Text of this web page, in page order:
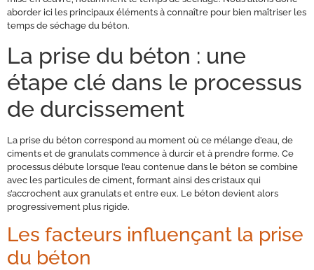
aborder ici les principaux éléments à connaître pour bien maîtriser les
temps de séchage du béton.
La prise du béton : une
étape clé dans le processus
de durcissement
La prise du béton correspond au moment où ce mélange d’eau, de
ciments et de granulats commence à durcir et à prendre forme. Ce
processus débute lorsque l’eau contenue dans le béton se combine
avec les particules de ciment, formant ainsi des cristaux qui
s’accrochent aux granulats et entre eux. Le béton devient alors
progressivement plus rigide.
Les facteurs influençant la prise
du béton